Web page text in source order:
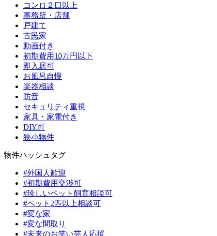
コンロ２口以上
事務所・店舗
戸建て
古民家
動画付き
初期費用10万円以下
即入居可
お風呂自慢
楽器相談
防音
セキュリティ重視
家具・家電付き
DIY可
狭小物件
物件ハッシュタグ
#外国人歓迎
#初期費用交渉可
#珍しいペット飼育相談可
#ペット2匹以上相談可
#変な家
#変な間取り
#未来のお笑い芸人応援